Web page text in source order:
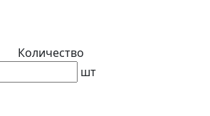
Количество
шт